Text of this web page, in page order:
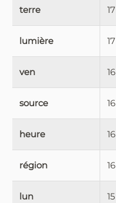
terre 17
lumière 17
ven 16
source 16
heure 16
région 16
lun 15